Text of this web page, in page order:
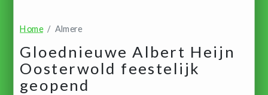
Home Almere
Gloednieuwe Albert Heijn
Oosterwold feestelijk
geopend